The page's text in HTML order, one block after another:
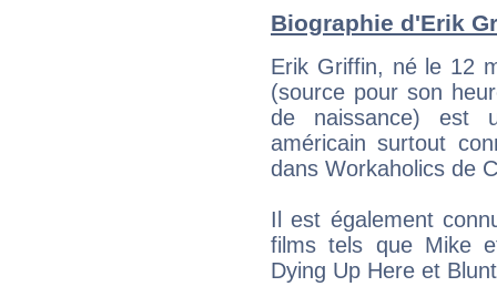
Biographie d'Erik
Erik Griffin, né le 12
(source pour son
de naissance) est
américain surtout
dans Workaholics de
Il est également
films tels que Mike
Dying Up Here et